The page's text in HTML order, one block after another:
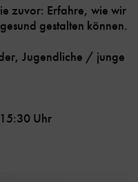
zuvor: Erfahre, wie wir
gestalten können.
Jugendliche / junge
15:30 Uhr